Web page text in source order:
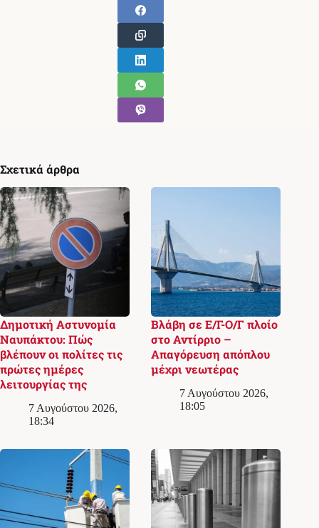
Σχετικά άρθρα
Δημοτική Αστυνομία
Ναυπάκτου: Πώς
βλέπουν οι πολίτες τις
πρώτες ημέρες
λειτουργίας της
7 Αυγούστου 2026,
18:34
Βλάβη σε Ε/Γ-Ο/Γ πλοίο
στο Αντίρριο –
Απαγόρευση απόπλου
μέχρι νεωτέρας
7 Αυγούστου 2026,
18:05